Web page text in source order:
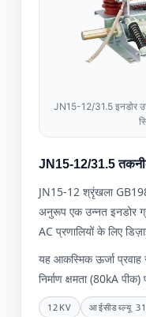
JN15-12/31.5 इनडोर
JN15-12/31.5
JN15-12 श्रृंखला
अनुरूप एक उन्नत इनडोर
AC प्रणालियों के लिए
यह आकस्मिक ऊर्जा प्रवाह
निर्माण क्षमता (80kA
12KV आईसीडब्ल्यू